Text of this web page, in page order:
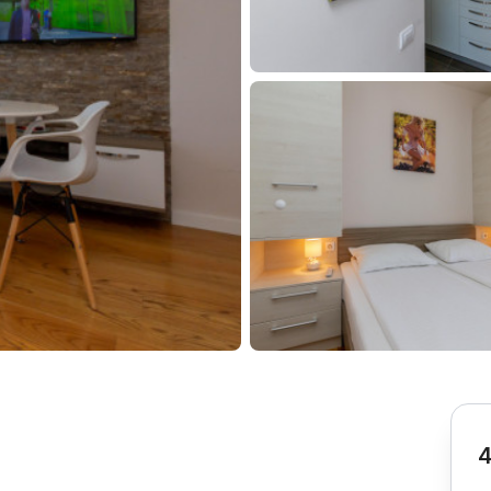
Nova Varoš Valjevo
Pazar
Milanovac Raška Leskovac
Požega
Sremska
Ljubovija
Topola Bela Crkva Negotin